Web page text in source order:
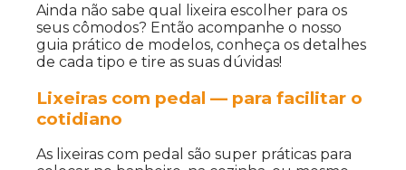
Ainda não sabe qual lixeira escolher para os
seus cômodos? Então acompanhe o nosso
guia prático de modelos, conheça os detalhes
de cada tipo e tire as suas dúvidas!
Lixeiras com pedal — para facilitar o
cotidiano
As lixeiras com pedal são super práticas para